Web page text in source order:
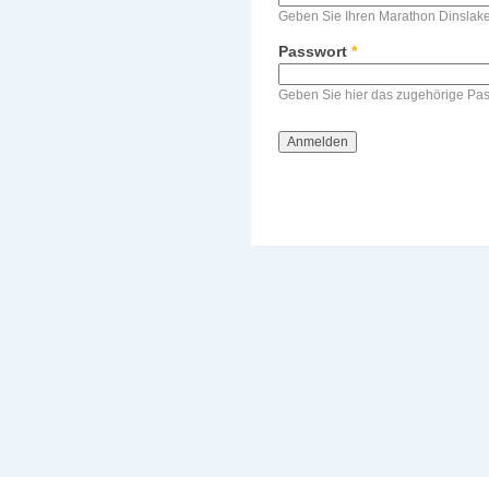
Geben Sie Ihren Marathon
Passwort *
Geben Sie hier das zugehörige